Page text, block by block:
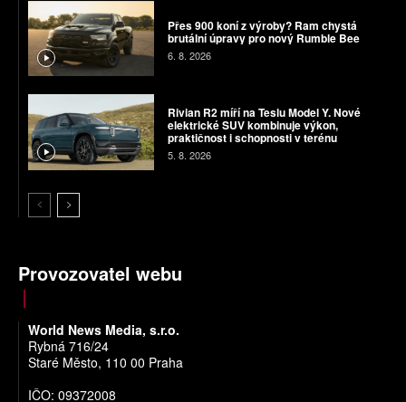
Přes 900 koní z výroby? Ram chystá
brutální úpravy pro nový Rumble Bee
6. 8. 2026
Rivian R2 míří na Teslu Model Y. Nové
elektrické SUV kombinuje výkon,
praktičnost i schopnosti v terénu
5. 8. 2026
Provozovatel webu
World News Media, s.r.o.
Rybná 716/24
Staré Město, 110 00 Praha
IČO: 09372008